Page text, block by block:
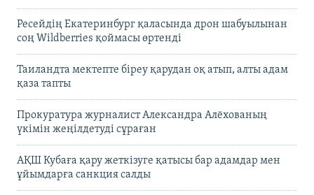
Ресейдің Екатеринбург қаласында дрон шабуылынан
соң Wildberries қоймасы өртенді
Таиландта мектепте біреу қарудан оқ атып, алты адам
қаза тапты
Прокуратура журналист Александра Алёхованың
үкімін жеңілдетуді сұраған
АҚШ Кубаға қару жеткізуге қатысы бар адамдар мен
ұйымдарға санкция салды